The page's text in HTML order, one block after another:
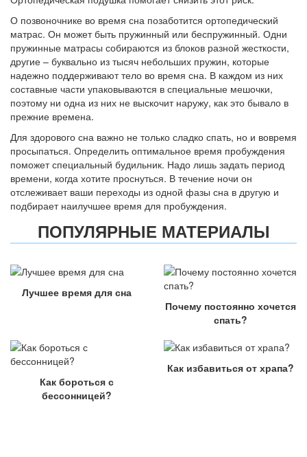
О позвоночнике во время сна позаботится ортопедический
матрас. Он может быть пружинный или беспружинный. Одни
пружинные матрасы собираются из блоков разной жесткости,
другие – буквально из тысяч небольших пружин, которые
надежно поддерживают тело во время сна. В каждом из них
составные части упаковываются в специальные мешочки,
поэтому ни одна из них не выскочит наружу, как это бывало в
прежние времена.
Для здорового сна важно не только сладко спать, но и вовремя
просыпаться. Определить оптимальное время пробуждения
поможет специальный будильник. Надо лишь задать период
времени, когда хотите проснуться. В течение ночи он
отслеживает ваши переходы из одной фазы сна в другую и
подбирает наилучшее время для пробуждения.
ПОПУЛЯРНЫЕ МАТЕРИАЛЫ
Лучшее время для сна
Почему постоянно хочется
спать?
Как бороться с
бессонницей?
Как избавиться от храпа?